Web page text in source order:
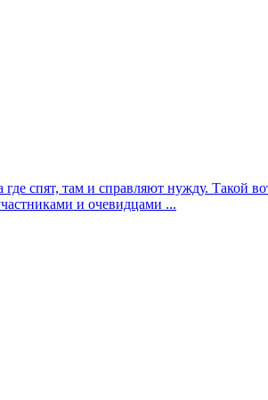
спят, там и справляют нужду.
и очевидцами ...